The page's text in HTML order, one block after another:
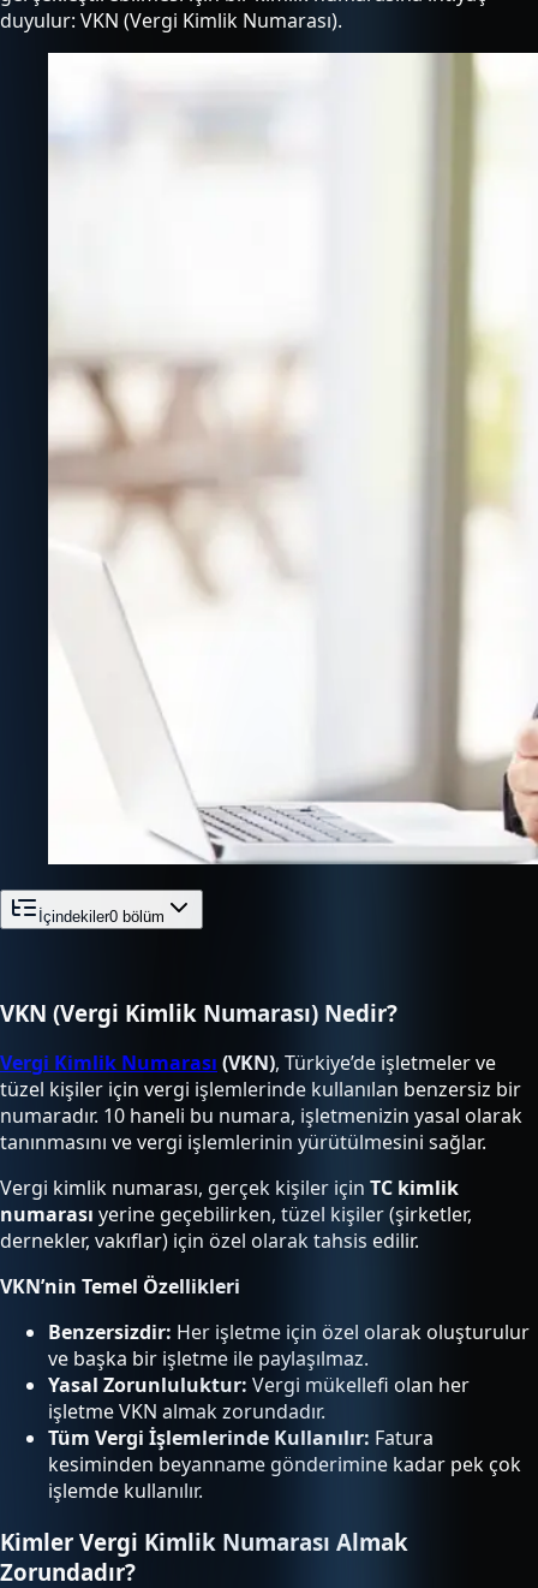
duyulur: VKN (Vergi Kimlik Numarası).
İçindekiler0 bölüm
VKN (Vergi Kimlik Numarası) Nedir?
Vergi Kimlik Numarası (VKN), Türkiye’de işletmeler ve
tüzel kişiler için vergi işlemlerinde kullanılan benzersiz bir
numaradır. 10 haneli bu numara, işletmenizin yasal olarak
tanınmasını ve vergi işlemlerinin yürütülmesini sağlar.
Vergi kimlik numarası, gerçek kişiler için TC kimlik
numarası yerine geçebilirken, tüzel kişiler (şirketler,
dernekler, vakıflar) için özel olarak tahsis edilir.
VKN’nin Temel Özellikleri
Benzersizdir: Her işletme için özel olarak oluşturulur
ve başka bir işletme ile paylaşılmaz.
Yasal Zorunluluktur: Vergi mükellefi olan her
işletme VKN almak zorundadır.
Tüm Vergi İşlemlerinde Kullanılır: Fatura
kesiminden beyanname gönderimine kadar pek çok
işlemde kullanılır.
Kimler Vergi Kimlik Numarası Almak
Zorundadır?